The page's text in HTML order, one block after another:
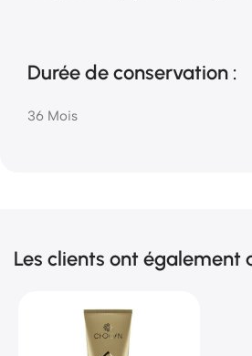
Durée de conservation :
36 Mois
Les clients ont également